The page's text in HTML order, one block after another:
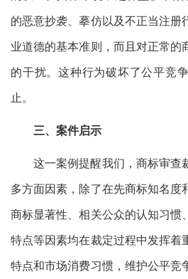
的恶意抄袭、摹仿以及不正当注册
业道德的基本准则，而且对正常的
的干扰。这种行为破坏了公平竞
止。
三、案件启示
这一案例提醒我们，商标审查
多方面因素，除了在先商标知名度
商标显著性、相关公众的认知习惯
特点等因素均在裁定过程中发挥着
特点和市场消费习惯，维护公平竞